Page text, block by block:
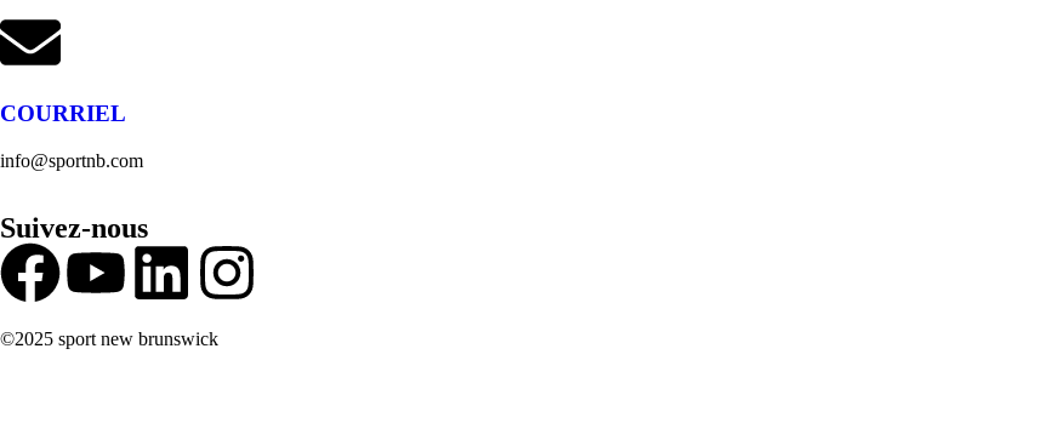
COURRIEL
info@sportnb.com
Suivez-nous
©2025 sport new brunswick